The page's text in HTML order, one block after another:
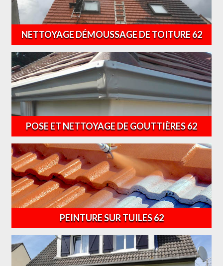
NETTOYAGE DÉMOUSSAGE DE TOITURE 62
POSE ET NETTOYAGE DE GOUTTIÈRES 62
PEINTURE SUR TUILES 62